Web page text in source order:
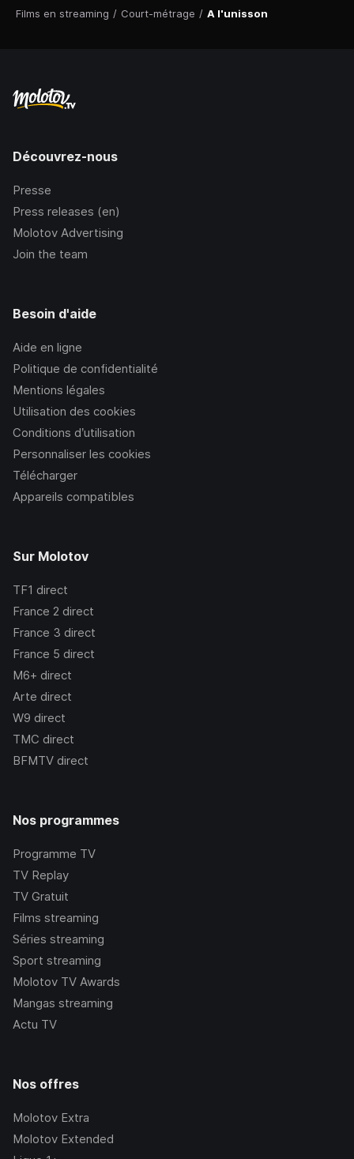
Films en streaming / Court-métrage / A l'unisson
Découvrez-nous
Presse
Press releases (en)
Molotov Advertising
Join the team
Besoin d'aide
Aide en ligne
Politique de confidentialité
Mentions légales
Utilisation des cookies
Conditions d’utilisation
Personnaliser les cookies
Télécharger
Appareils compatibles
Sur Molotov
TF1 direct
France 2 direct
France 3 direct
France 5 direct
M6+ direct
Arte direct
W9 direct
TMC direct
BFMTV direct
Nos programmes
Programme TV
TV Replay
TV Gratuit
Films streaming
Séries streaming
Sport streaming
Molotov TV Awards
Mangas streaming
Actu TV
Nos offres
Molotov Extra
Molotov Extended